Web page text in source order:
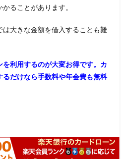
ることがあります。
は大きな金額を借入することも難
利用するのが大変お得です。カ
だけなら手数料や年会費も無料